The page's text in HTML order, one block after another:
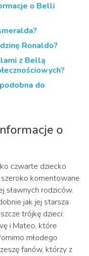
o Belli
Ronaldo?
z Bellą
do
o
czwarte dziecko
szeroko komentowane
sławnych rodziców.
jak jej starsza
trójkę dzieci:
i Mateo, które
młodego
fanów, którzy z